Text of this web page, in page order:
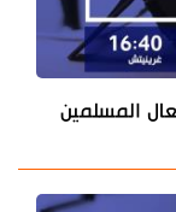
المسلمين